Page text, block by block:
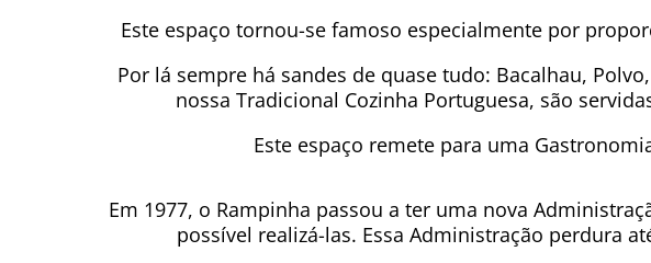
Este espaço tornou-se famoso especialmente por
Por lá sempre há sandes de quase tudo: Bacalhau,
nossa Tradicional Cozinha Portuguesa, são
Este espaço remete para uma
Em 1977, o Rampinha passou a ter uma nova
possível realizá-las. Essa Administração perdura